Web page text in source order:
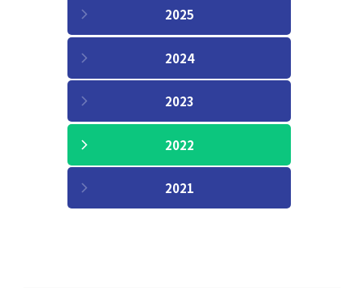
2025
2024
2023
2022
2021